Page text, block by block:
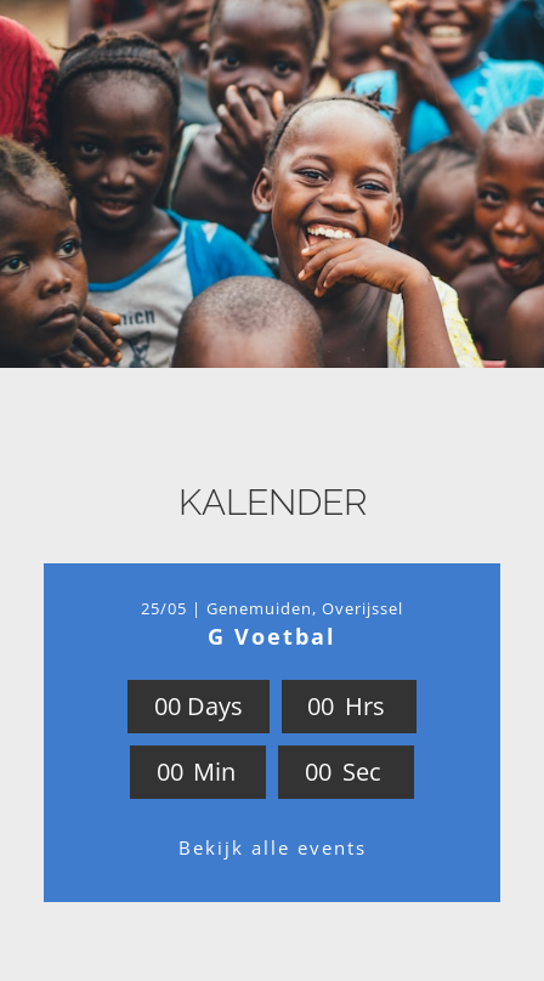
KALENDER
25/05 | Genemuiden, Overijssel
G Voetbal
00 Days 00 Hrs
00 Min 00 Sec
Bekijk alle events